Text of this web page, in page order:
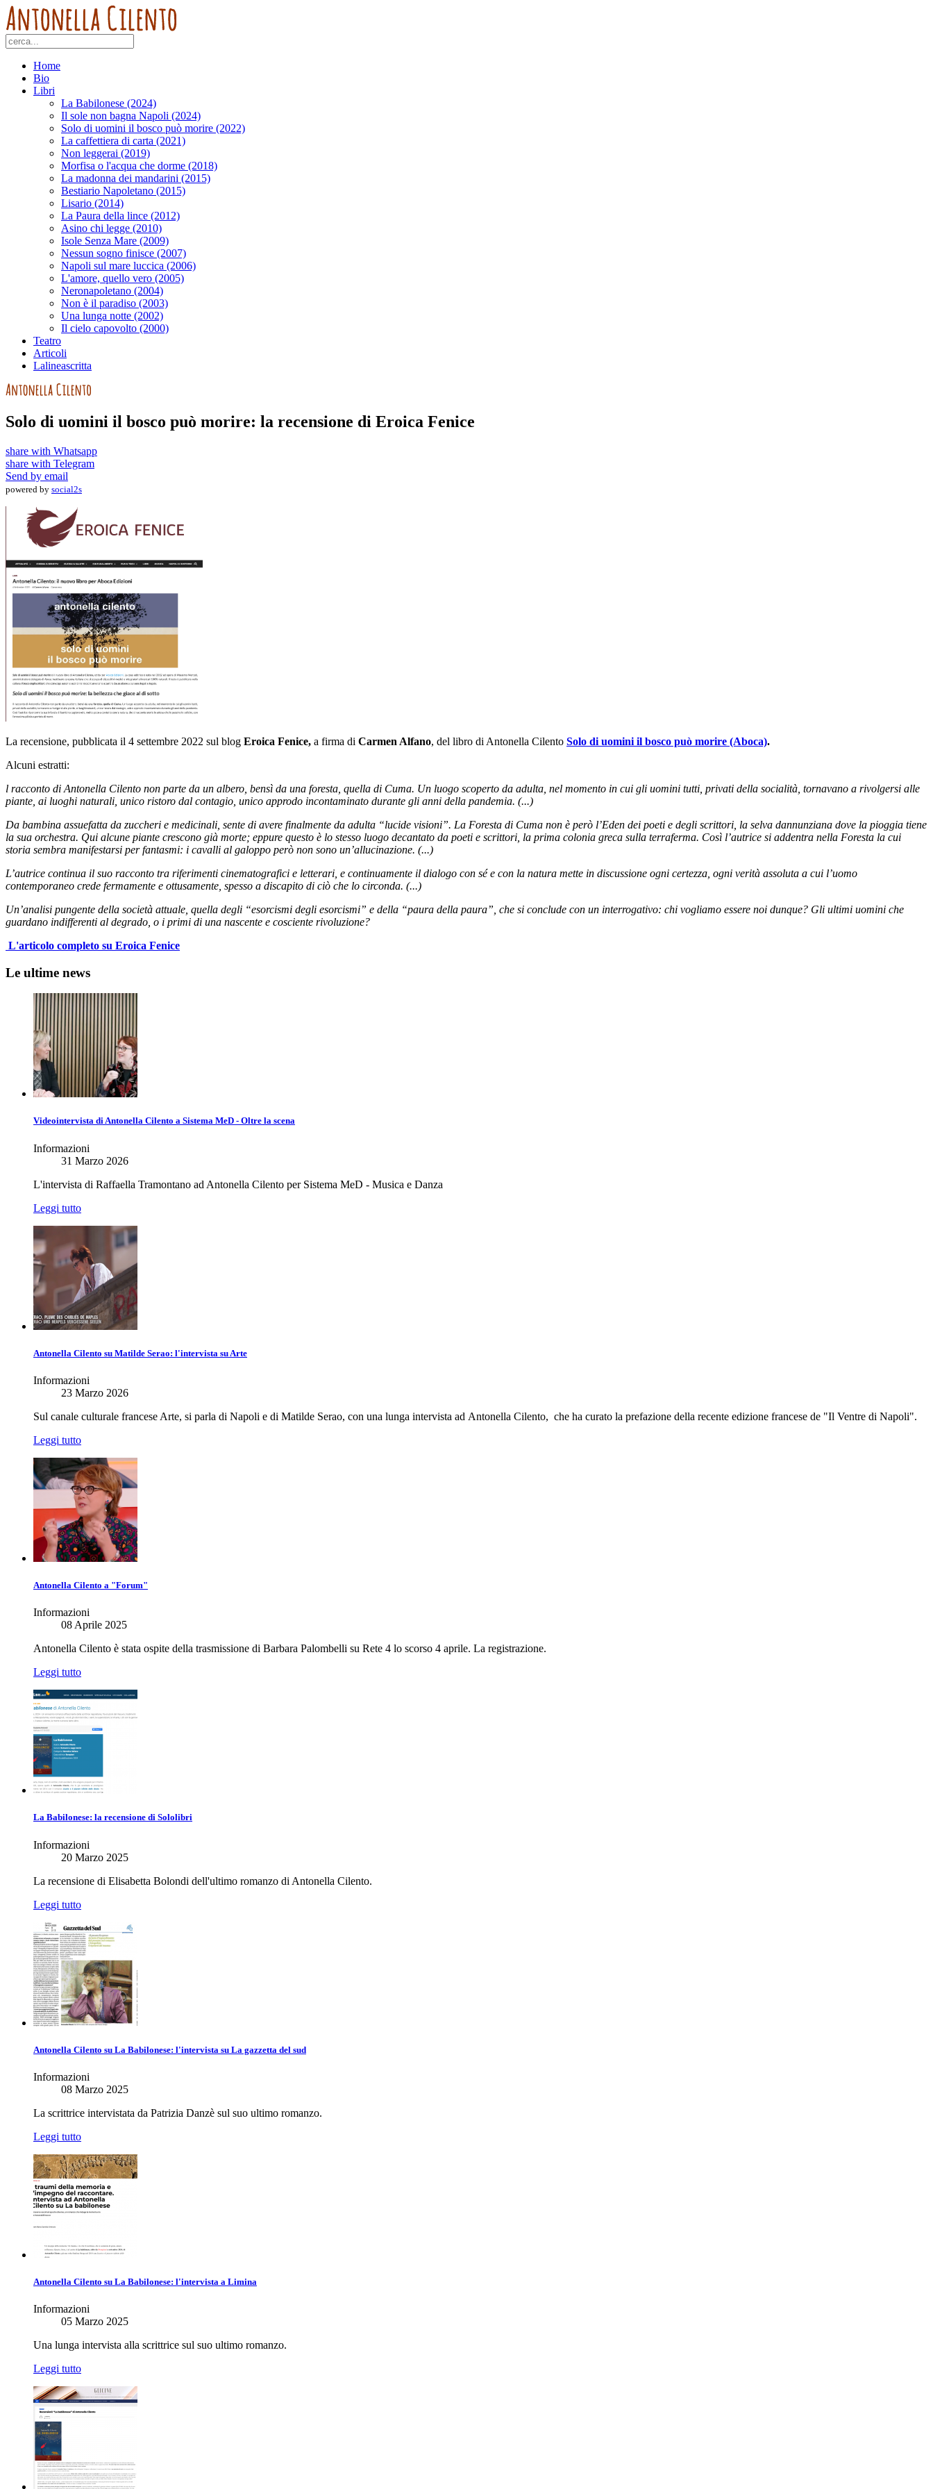
Home
Bio
Libri
La Babilonese (2024)
Il sole non bagna Napoli (2024)
Solo di uomini il bosco può morire (2022)
La caffettiera di carta (2021)
Non leggerai (2019)
Morfisa o l'acqua che dorme (2018)
La madonna dei mandarini (2015)
Bestiario Napoletano (2015)
Lisario (2014)
La Paura della lince (2012)
Asino chi legge (2010)
Isole Senza Mare (2009)
Nessun sogno finisce (2007)
Napoli sul mare luccica (2006)
L'amore, quello vero (2005)
Neronapoletano (2004)
Non è il paradiso (2003)
Una lunga notte (2002)
Il cielo capovolto (2000)
Teatro
Articoli
Lalineascritta
Solo di uomini il bosco può morire: la recensione di Eroica Fenice
share with Whatsapp
share with Telegram
Send by email
powered by social2s
La recensione, pubblicata il 4 settembre 2022 sul blog Eroica Fenice, a firma di Carmen Alfano, del libro di Antonella Cilento Solo di uomini il bosco può morire (Aboca).
Alcuni estratti:
l racconto di Antonella Cilento non parte da un albero, bensì da una foresta, quella di Cuma. Un luogo scoperto da adulta, nel momento in cui gli uomini tutti, privati della socialità, tornavano a rivolgersi alle
piante, ai luoghi naturali, unico ristoro dal contagio, unico approdo incontaminato durante gli anni della pandemia. (...)
Da bambina assuefatta da zuccheri e medicinali, sente di avere finalmente da adulta “lucide visioni”. La Foresta di Cuma non è però l’Eden dei poeti e degli scrittori, la selva dannunziana dove la pioggia tiene
la sua orchestra. Qui alcune piante crescono già morte; eppure questo è lo stesso luogo decantato da poeti e scrittori, la prima colonia greca sulla terraferma. Così l’autrice si addentra nella Foresta la cui
storia sembra manifestarsi per fantasmi: i cavalli al galoppo però non sono un’allucinazione. (...)
L’autrice continua il suo racconto tra riferimenti cinematografici e letterari, e continuamente il dialogo con sé e con la natura mette in discussione ogni certezza, ogni verità assoluta a cui l’uomo
contemporaneo crede fermamente e ottusamente, spesso a discapito di ciò che lo circonda. (...)
Un’analisi pungente della società attuale, quella degli “esorcismi degli esorcismi” e della “paura della paura”, che si conclude con un interrogativo: chi vogliamo essere noi dunque? Gli ultimi uomini che
guardano indifferenti al degrado, o i primi di una nascente e cosciente rivoluzione?
L'articolo completo su Eroica Fenice
Le ultime news
Videointervista di Antonella Cilento a Sistema MeD - Oltre la scena
Informazioni
31 Marzo 2026
L'intervista di Raffaella Tramontano ad Antonella Cilento per Sistema MeD - Musica e Danza
Leggi tutto
Antonella Cilento su Matilde Serao: l'intervista su Arte
Informazioni
23 Marzo 2026
Sul canale culturale francese Arte, si parla di Napoli e di Matilde Serao, con una lunga intervista ad Antonella Cilento, che ha curato la prefazione della recente edizione francese de "Il Ventre di Napoli".
Leggi tutto
Antonella Cilento a "Forum"
Informazioni
08 Aprile 2025
Antonella Cilento è stata ospite della trasmissione di Barbara Palombelli su Rete 4 lo scorso 4 aprile. La registrazione.
Leggi tutto
La Babilonese: la recensione di Sololibri
Informazioni
20 Marzo 2025
La recensione di Elisabetta Bolondi dell'ultimo romanzo di Antonella Cilento.
Leggi tutto
Antonella Cilento su La Babilonese: l'intervista su La gazzetta del sud
Informazioni
08 Marzo 2025
La scrittrice intervistata da Patrizia Danzè sul suo ultimo romanzo.
Leggi tutto
Antonella Cilento su La Babilonese: l'intervista a Limina
Informazioni
05 Marzo 2025
Una lunga intervista alla scrittrice sul suo ultimo romanzo.
Leggi tutto